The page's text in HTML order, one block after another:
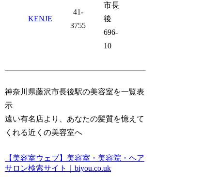
KENJE
41-
3755
市長
後
696-
10
神奈川県藤沢市長後駅の美容室を一覧表
示
遠い有名店より、あなたの髪質を憶えて
くれる近くの美容室へ
【美容室ウェブ】美容室・美容院・ヘア
サロン検索サイト｜biyou.co.uk